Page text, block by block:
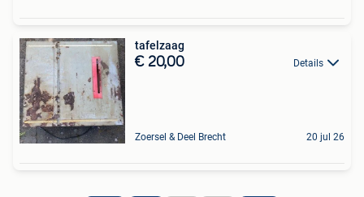
tafelzaag
€ 20,00 Details
Zoersel & Deel Brecht 20 jul 26